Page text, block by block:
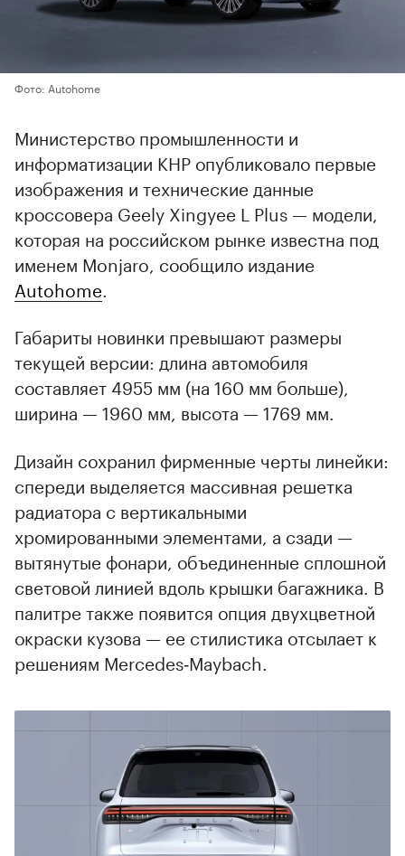
Фото: Autohome
Министерство промышленности и
информатизации КНР опубликовало первые
изображения и технические данные
кроссовера Geely Xingyee L Plus — модели,
которая на российском рынке известна под
именем Monjaro, сообщило издание
Autohome.
Габариты новинки превышают размеры
текущей версии: длина автомобиля
составляет 4955 мм (на 160 мм больше),
ширина — 1960 мм, высота — 1769 мм.
00:00 00:00
Дизайн сохранил фирменные черты линейки:
спереди выделяется массивная решетка
радиатора с вертикальными
хромированными элементами, а сзади —
вытянутые фонари, объединенные сплошной
световой линией вдоль крышки багажника. В
палитре также появится опция двухцветной
окраски кузова — ее стилистика отсылает к
решениям Mercedes‑Maybach.